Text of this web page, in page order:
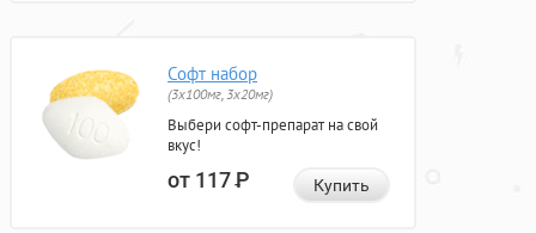
Софт набор
(3x100мг, 3x20мг)
Выбери софт-препарат на свой
вкус!
от 117Р Купить